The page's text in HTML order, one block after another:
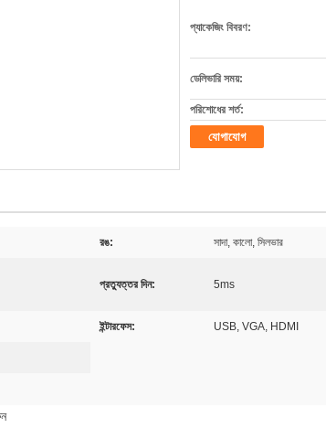
প্যাকেজিং বিবরণ:
ডেলিভারি সময়:
পরিশোধের শর্ত:
যোগাযোগ
রঙ: সাদা, কালো, সিলভার
প্রত্যুত্তর দিন: 5ms
ইন্টারফেস: USB, VGA, HDMI